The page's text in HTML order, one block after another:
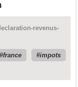
revenus-
france
impots